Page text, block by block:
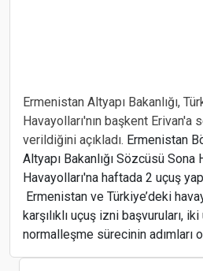
Ermenistan Altyapı Bakanlığı,
Havayolları'nın başkent Erivan'a
verildiğini açıkladı. Ermenistan
Altyapı Bakanlığı Sözcüsü
Havayolları'na haftada 2 uçuş
Ermenistan ve Türkiye’deki
karşılıklı uçuş izni başvuruları,
normalleşme sürecinin adımları
"Trabzon'da devam eden